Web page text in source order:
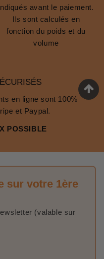
avant le paiement.
Ils sont calculés en
fonction du poids et du
volume
en ligne sont 100%
et Paypal.
POSSIBLE
sur votre 1ère
(valable sur